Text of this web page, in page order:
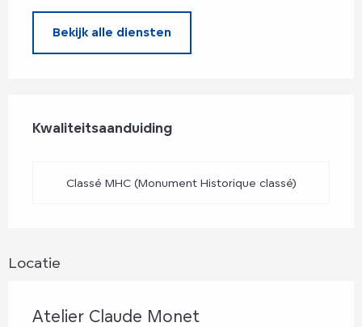
Bekijk alle diensten
Kwaliteitsaanduiding
Kwaliteitsaanduiding
Classé MHC (Monument Historique classé)
Locatie
Atelier Claude Monet